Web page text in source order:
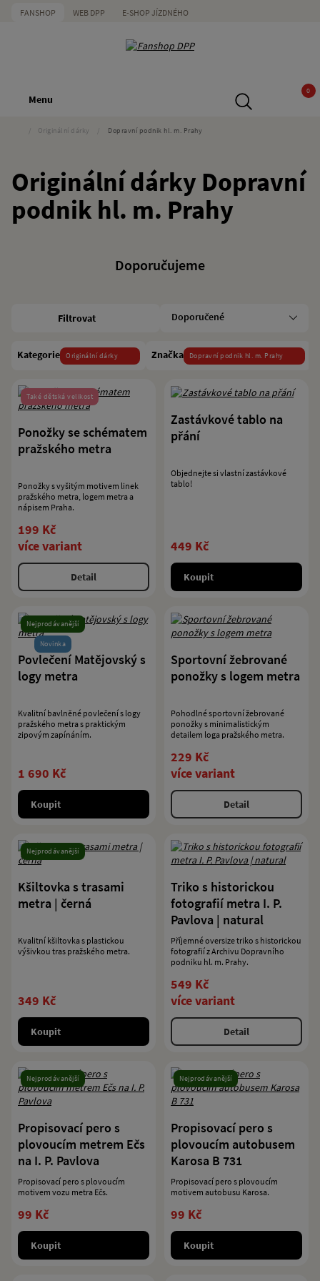
FANSHOP WEB DPP E-SHOP JÍZDNÉHO
Menu
0
Originální dárky Dopravní podnik hl. m. Prahy
Originální dárky Dopravní
podnik hl. m. Prahy
Doporučujeme
Filtrovat
Kategorie Originální dárky Značka Dopravní podnik hl. m. Prahy
Také dětská velikost
Ponožky se schématem
pražského metra
Ponožky s vyšitým motivem linek
pražského metra, logem metra a
nápisem Praha.
199 Kč
více variant
Detail
Zastávkové tablo na
přání
Objednejte si vlastní zastávkové
tablo!
449 Kč
Koupit
Nejprodávanější
Novinka
Povlečení Matějovský s
logy metra
Kvalitní bavlněné povlečení s logy
pražského metra s praktickým
zipovým zapínáním.
1 690 Kč
Koupit
Sportovní žebrované
ponožky s logem metra
Pohodlné sportovní žebrované
ponožky s minimalistickým
detailem loga pražského metra.
229 Kč
více variant
Detail
Nejprodávanější
Kšiltovka s trasami
metra | černá
Kvalitní kšiltovka s plastickou
výšivkou tras pražského metra.
349 Kč
Koupit
Triko s historickou
fotografií metra I. P.
Pavlova | natural
Příjemné oversize triko s historickou
fotografií z Archivu Dopravního
podniku hl. m. Prahy.
549 Kč
více variant
Detail
Nejprodávanější
Propisovací pero s
plovoucím metrem Ečs
na I. P. Pavlova
Propisovací pero s plovoucím
motivem vozu metra Ečs.
99 Kč
Koupit
Nejprodávanější
Propisovací pero s
plovoucím autobusem
Karosa B 731
Propisovací pero s plovoucím
motivem autobusu Karosa.
99 Kč
Koupit